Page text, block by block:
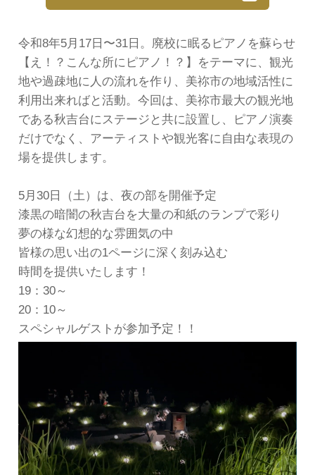
令和8年5月17日〜31日。廃校に眠るピアノを蘇らせ
【え︎︎！？こんな所にピアノ！？】をテーマに、観光
地や過疎地に人の流れを作り、美祢市の地域活性に
利用出来ればと活動。今回は、美祢市最大の観光地
である秋吉台にステージと共に設置し、ピアノ演奏
だけでなく、アーティストや観光客に自由な表現の
場を提供します。
5月30日（土）は、夜の部を開催予定
漆黒の暗闇の秋吉台を大量の和紙のランプで彩り
夢の様な幻想的な雰囲気の中
皆様の思い出の1ページに深く刻み込む
時間を提供いたします！
19：30～
20：10～
スペシャルゲストが参加予定！！